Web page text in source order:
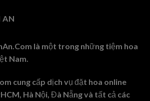
AN
là một trong những tiệm hoa
Nam.
cung cấp dịch vụ đặt hoa online
Hà Nội, Đà Nẵng và tất cả các